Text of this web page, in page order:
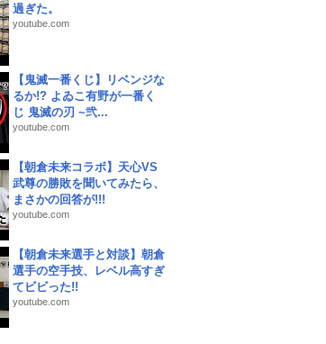
過ぎた。
youtube.com
【鬼滅一番くじ】リベンジな
るか!? よゐこ有野が一番く
じ 鬼滅の刃 ~弐...
youtube.com
【朝倉未来コラボ】天心VS
武尊の勝敗を聞いてみたら、
まさかの回答が!!!
youtube.com
【朝倉未来選手と対談】朝倉
選手の空手技、レベル高すぎ
てビビった!!
youtube.com